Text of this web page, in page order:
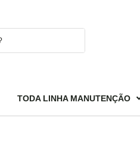
TODA LINHA MANUTENÇÃO